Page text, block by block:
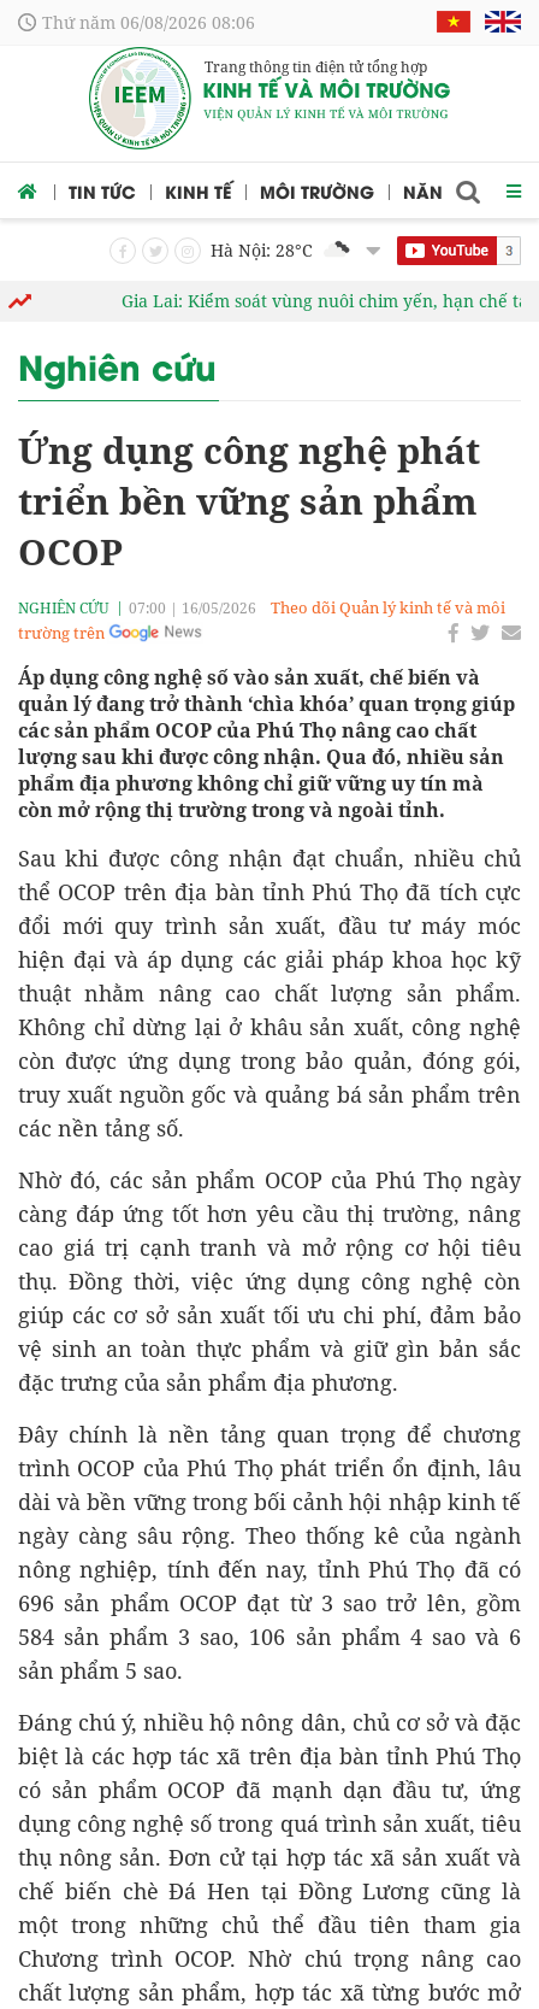
Thứ năm 06/08/2026 08:06
Trang thông tin điện tử tổng hợp
TIN TỨC KINH TẾ MÔI TRƯỜNG NĂNG LƯỢNG
Hà Nội: 28°C
Gia Lai: Kiểm soát vùng nuôi chim yến, hạn chế tác
Nghiên cứu
Ứng dụng công nghệ phát
triển bền vững sản phẩm
OCOP
NGHIÊN CỨU 07:00 | 16/05/2026
Theo dõi Quản lý kinh tế và môi
trường trên
Áp dụng công nghệ số vào sản xuất, chế biến và
quản lý đang trở thành ‘chìa khóa’ quan trọng giúp
các sản phẩm OCOP của Phú Thọ nâng cao chất
lượng sau khi được công nhận. Qua đó, nhiều sản
phẩm địa phương không chỉ giữ vững uy tín mà
còn mở rộng thị trường trong và ngoài tỉnh.
Sau khi được công nhận đạt chuẩn, nhiều chủ
thể OCOP trên địa bàn tỉnh Phú Thọ đã tích cực
đổi mới quy trình sản xuất, đầu tư máy móc
hiện đại và áp dụng các giải pháp khoa học kỹ
thuật nhằm nâng cao chất lượng sản phẩm.
Không chỉ dừng lại ở khâu sản xuất, công nghệ
còn được ứng dụng trong bảo quản, đóng gói,
truy xuất nguồn gốc và quảng bá sản phẩm trên
các nền tảng số.
Nhờ đó, các sản phẩm OCOP của Phú Thọ ngày
càng đáp ứng tốt hơn yêu cầu thị trường, nâng
cao giá trị cạnh tranh và mở rộng cơ hội tiêu
thụ. Đồng thời, việc ứng dụng công nghệ còn
giúp các cơ sở sản xuất tối ưu chi phí, đảm bảo
vệ sinh an toàn thực phẩm và giữ gìn bản sắc
đặc trưng của sản phẩm địa phương.
Đây chính là nền tảng quan trọng để chương
trình OCOP của Phú Thọ phát triển ổn định, lâu
dài và bền vững trong bối cảnh hội nhập kinh tế
ngày càng sâu rộng. Theo thống kê của ngành
nông nghiệp, tính đến nay, tỉnh Phú Thọ đã có
696 sản phẩm OCOP đạt từ 3 sao trở lên, gồm
584 sản phẩm 3 sao, 106 sản phẩm 4 sao và 6
sản phẩm 5 sao.
Đáng chú ý, nhiều hộ nông dân, chủ cơ sở và đặc
biệt là các hợp tác xã trên địa bàn tỉnh Phú Thọ
có sản phẩm OCOP đã mạnh dạn đầu tư, ứng
dụng công nghệ số trong quá trình sản xuất, tiêu
thụ nông sản. Đơn cử tại hợp tác xã sản xuất và
chế biến chè Đá Hen tại Đồng Lương cũng là
một trong những chủ thể đầu tiên tham gia
Chương trình OCOP. Nhờ chú trọng nâng cao
chất lượng sản phẩm, hợp tác xã từng bước mở